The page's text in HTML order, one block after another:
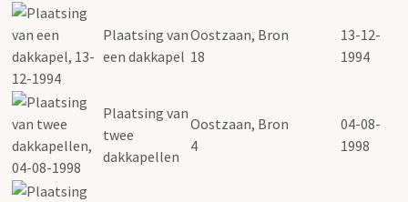
Plaatsing van
een dakkapel
Oostzaan, Bron
18
13-12-
1994
Plaatsing van
twee
dakkapellen
Oostzaan, Bron
4
04-08-
1998